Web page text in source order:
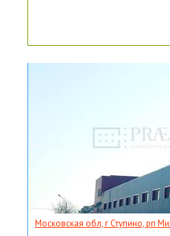
Московская обл, г Ступино, рп